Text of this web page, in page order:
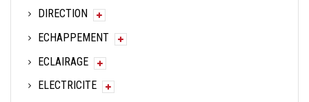
DIRECTION
ECHAPPEMENT
ECLAIRAGE
ELECTRICITE